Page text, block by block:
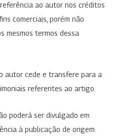
ao autor nos créditos
comerciais, porém não
mesmos termos dessa
autor cede e transfere para a
referentes ao artigo.
poderá ser divulgado em
à publicação de origem.